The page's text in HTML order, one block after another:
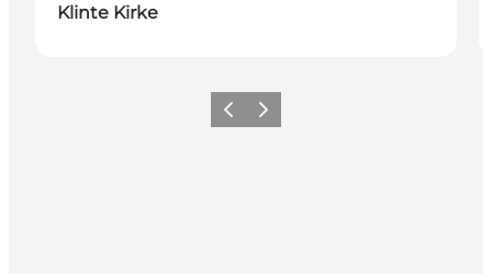
Klinte Kirke
Forrige billede
Næste billede